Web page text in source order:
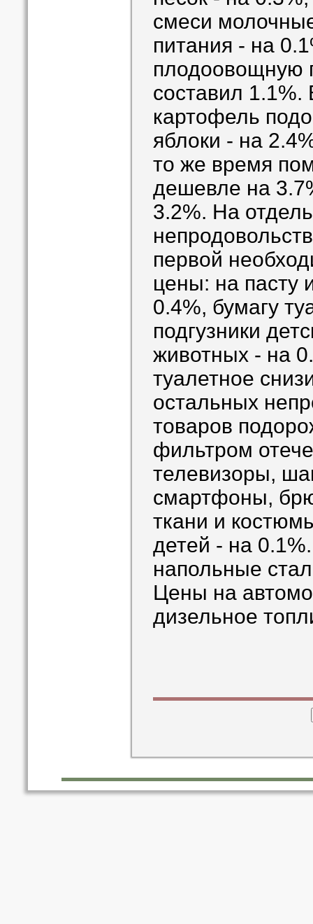
смеси
питания - на
плодоовощную
составил
картофель
яблоки - на
то же время
дешевле на
3.2%. На
первой
цены: на пасту
0.4%, бумагу
подгузники
животных - на
туалетное
остальных
товаров
фильтром
телевизоры,
смартфоны,
ткани и
детей - на
напольные
Цены на
дизельное